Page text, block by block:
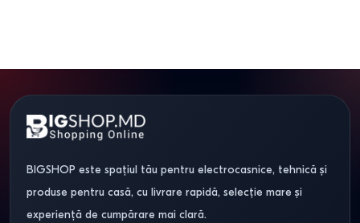
BIGSHOP este spațiul tău pentru electrocasnice, tehnică și
produse pentru casă, cu livrare rapidă, selecție mare și
experiență de cumpărare mai clară.